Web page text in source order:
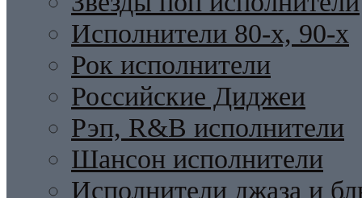
Исполнители 80-х, 90-х
Рок исполнители
Российские Диджеи
Рэп, R&B исполнители
Шансон исполнители
Исполнители джаза и